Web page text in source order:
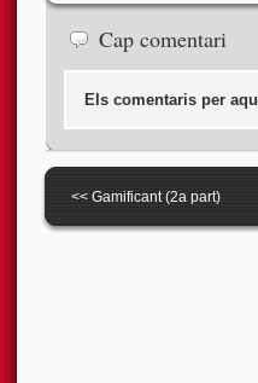
Cap comentari
Els comentaris per
<< Gamificant (2a part)